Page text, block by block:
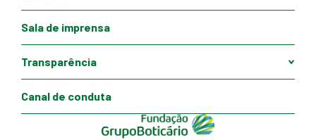
Sala de imprensa
Transparência
Canal de conduta